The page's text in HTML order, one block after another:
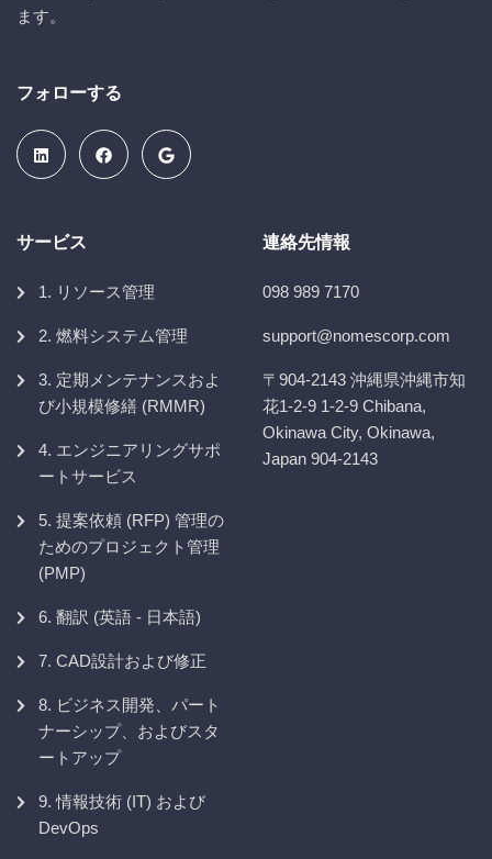
ます。
フォローする
サービス
1. リソース管理
2. 燃料システム管理
3. 定期メンテナンスおよ
び小規模修繕 (RMMR)
4. エンジニアリングサポ
ートサービス
5. 提案依頼 (RFP) 管理の
ためのプロジェクト管理
(PMP)
6. 翻訳 (英語 - 日本語)
7. CAD設計および修正
8. ビジネス開発、パート
ナーシップ、およびスタ
ートアップ
9. 情報技術 (IT) および
DevOps
連絡先情報
098 989 7170
support@nomescorp.com
〒904-2143 沖縄県沖縄市知
花1-2-9 1-2-9 Chibana,
Okinawa City, Okinawa,
Japan 904-2143